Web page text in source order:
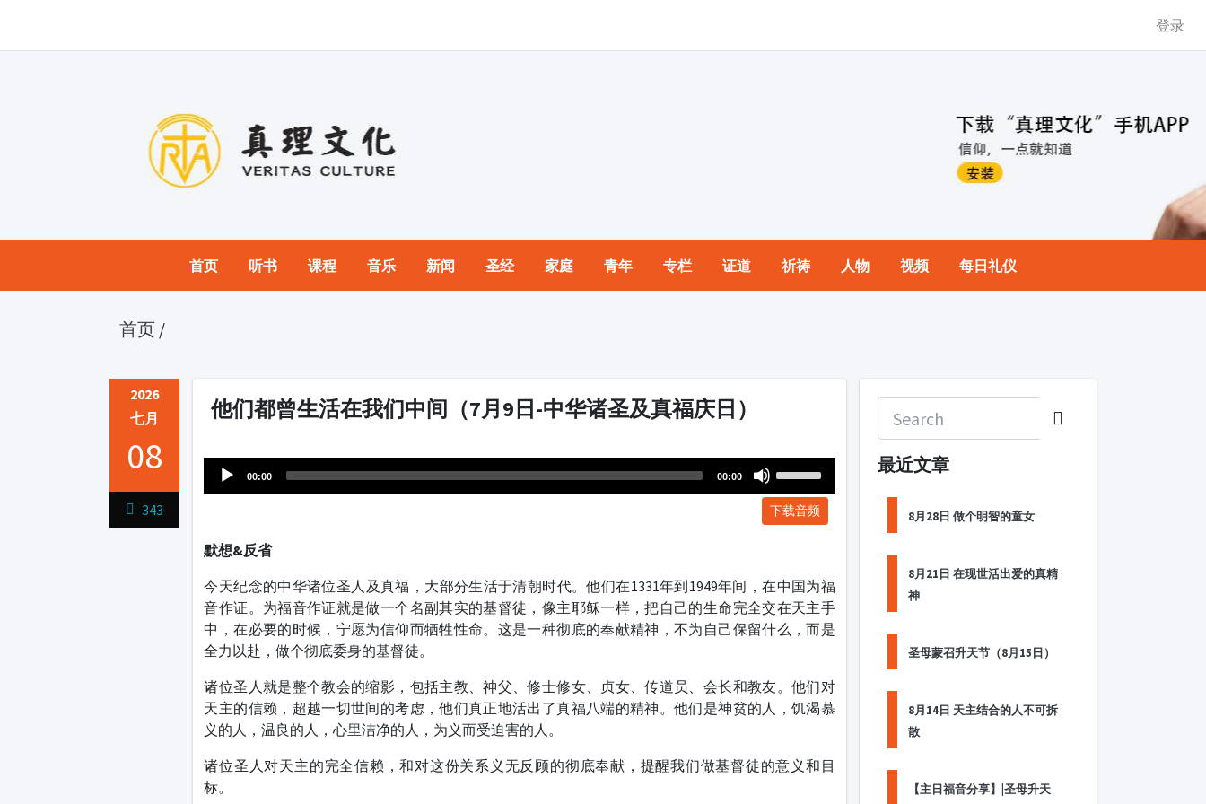
登录
首页 听书 课程 音乐 新闻 圣经 家庭 青年 专栏 证道 祈祷 人物 视频 每日礼仪
首页 /
2026
七月
08
343
他们都曾生活在我们中间（7月9日-中华诸圣及真福庆日）
Player
00:00 00:00
Arrow
or
decrease
volume.
下载音频
默想&反省
今天纪念的中华诸位圣人及真福，大部分生活于清朝时代。他们在1331年到1949年间，在中国为福
音作证。为福音作证就是做一个名副其实的基督徒，像主耶稣一样，把自己的生命完全交在天主手
中，在必要的时候，宁愿为信仰而牺牲性命。这是一种彻底的奉献精神，不为自己保留什么，而是
全力以赴，做个彻底委身的基督徒。
诸位圣人就是整个教会的缩影，包括主教、神父、修士修女、贞女、传道员、会长和教友。他们对
天主的信赖，超越一切世间的考虑，他们真正地活出了真福八端的精神。他们是神贫的人，饥渴慕
义的人，温良的人，心里洁净的人，为义而受迫害的人。
诸位圣人对天主的完全信赖，和对这份关系义无反顾的彻底奉献，提醒我们做基督徒的意义和目
标。
最近文章
8月28日 做个明智的童女
8月21日 在现世活出爱的真精
神
圣母蒙召升天节（8月15日）
8月14日 天主结合的人不可拆
散
【主日福音分享】|圣母升天